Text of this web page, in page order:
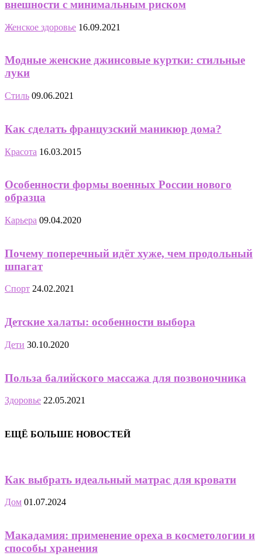
внешности с минимальным риском
Женское здоровье 16.09.2021
Модные женские джинсовые куртки: стильные
луки
Стиль 09.06.2021
Как сделать французский маникюр дома?
Красота 16.03.2015
Особенности формы военных России нового
образца
Карьера 09.04.2020
Почему поперечный идёт хуже, чем продольный
шпагат
Спорт 24.02.2021
Детские халаты: особенности выбора
Дети 30.10.2020
Польза балийского массажа для позвоночника
Здоровье 22.05.2021
ЕЩЁ БОЛЬШЕ НОВОСТЕЙ
Как выбрать идеальный матрас для кровати
Дом 01.07.2024
Макадамия: применение ореха в косметологии и
способы хранения